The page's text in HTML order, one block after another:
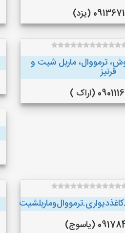
(یزد)
ترمووال، ماربل شیت و
قرنیز
(اراک )
(یاسوج)